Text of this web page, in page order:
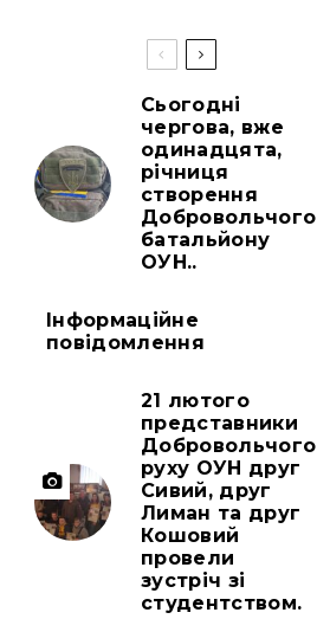
Сьогодні
чергова, вже
одинадцята,
річниця
створення
Добровольчого
батальйону
ОУН..
Інформаційне
повідомлення
21 лютого
представники
Добровольчого
руху ОУН друг
Сивий, друг
Лиман та друг
Кошовий
провели
зустріч зі
студентством.